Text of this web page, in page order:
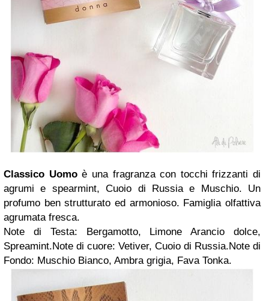
Classico Uomoè una fragranza con tocchi frizzanti di
agrumi e spearmint, Cuoio di Russia e Muschio. Un
profumo ben strutturato ed armonioso. Famiglia olfattiva
agrumata fresca.
Note di Testa: Bergamotto, Limone Arancio dolce,
Spreamint.Note di cuore: Vetiver, Cuoio di Russia.Note di
Fondo: Muschio Bianco, Ambra grigia, Fava Tonka.